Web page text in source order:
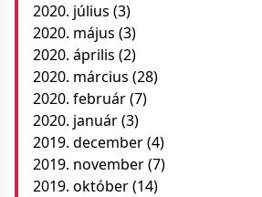
2020. július (3)
2020. május (3)
2020. április (2)
2020. március (28)
2020. február(7)
2020. január(3)
2019. december(4)
2019. november(7)
2019. október(14)